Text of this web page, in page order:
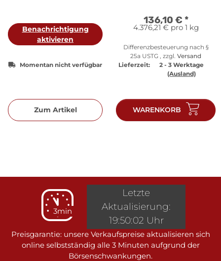
Benachrichtigung
aktivieren
Momentan nicht verfügbar
Zum Artikel
136,10 € *
4.376,21 € pro 1 kg
Differenzbesteuerung nach §
25a USTG , zzgl. Versand
Lieferzeit:
2 - 3 Werktage
(Ausland)
WARENKORB
3min
Preisgarantie: unsere Verkaufspreise aktualisieren sich
online selbstständig alle 3 Minuten aufgrund der
Börsenschwankungen.
Letzte
Aktualisierung:
19:50:02 Uhr